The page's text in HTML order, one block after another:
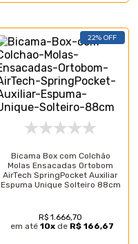
22% OFF
Bicama Box com Colchão
Molas Ensacadas Ortobom
AirTech SpringPocket Auxiliar
Espuma Unique Solteiro 88cm
R$ 1.666,70
em até 10xde R$ 166,67